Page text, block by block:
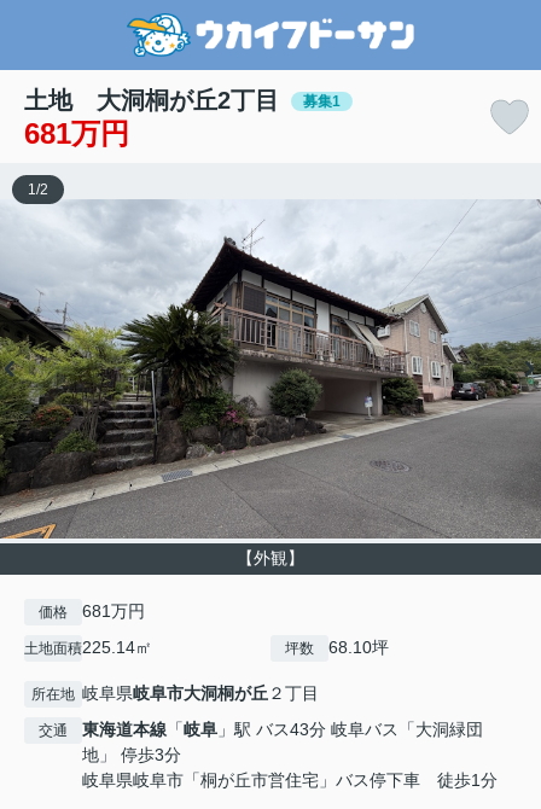
土地 大洞桐が丘2丁目 募集1
681万円
【外観】
1/2
価格 681万円
土地面積225.14㎡ 坪数 68.10坪
所在地 岐阜県岐阜市大洞桐が丘 ２丁目
交通 東海道本線 「岐阜 」駅 バス43分 岐阜バス「大洞緑団
地」 停歩3分
岐阜県岐阜市「桐が丘市営住宅」バス停下車 徒歩1分